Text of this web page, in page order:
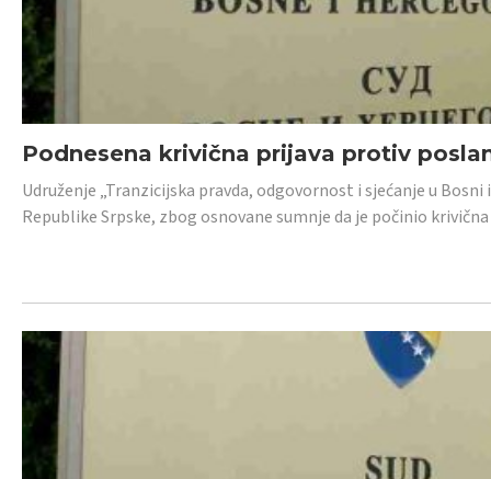
Podnesena krivična prijava protiv
Udruženje „Tranzicijska pravda, odgovornost i sjećanje u
Republike Srpske, zbog osnovane sumnje da je počinio